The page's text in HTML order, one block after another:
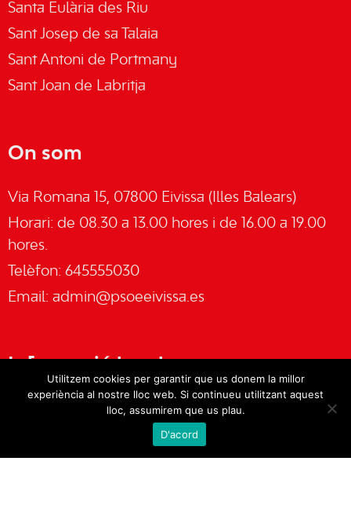
Santa Eulària des Riu
Sant Josep de sa Talaia
Sant Antoni de Portmany
Sant Joan de Labritja
On som
Via Romana 15, 07800 Eivissa (Illes Balears)
Horari: de 08.30 a 13.00 hores i de 16.00 a 19.00
hores.
Telèfon: 645555030
Email: admin@psoeeivissa.es
Informació legal
Política de privacitat
Utilitzem cookies per garantir que us donem la millor
experiència al nostre lloc web. Si continueu utilitzant aquest
lloc, assumirem que us plau.
D'acord